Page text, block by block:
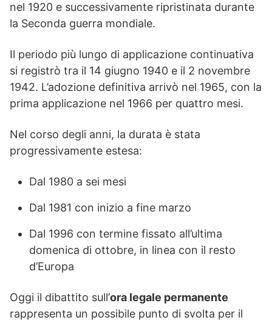
nel 1920 e successivamente ripristinata durante
la Seconda guerra mondiale.
Il periodo più lungo di applicazione continuativa
si registrò tra il 14 giugno 1940 e il 2 novembre
1942. L’adozione definitiva arrivò nel 1965, con la
prima applicazione nel 1966 per quattro mesi.
Nel corso degli anni, la durata è stata
progressivamente estesa:
Dal 1980 a sei mesi
Dal 1981 con inizio a fine marzo
Dal 1996 con termine fissato all’ultima
domenica di ottobre, in linea con il resto
d’Europa
Oggi il dibattito sull’ora legale permanente
rappresenta un possibile punto di svolta per il